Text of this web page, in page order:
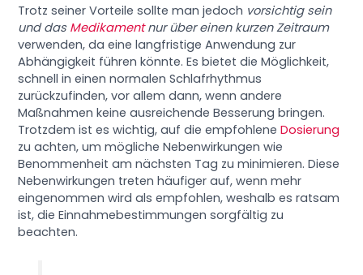
Trotz seiner Vorteile sollte man jedoch vorsichtig sein
und das Medikamentnur über einen kurzen Zeitraum
verwenden, da eine langfristige Anwendung zur
Abhängigkeit führen könnte. Es bietet die Möglichkeit,
schnell in einen normalen Schlafrhythmus
zurückzufinden, vor allem dann, wenn andere
Maßnahmen keine ausreichende Besserung bringen.
Trotzdem ist es wichtig, auf die empfohleneDosierung
zu achten, um mögliche Nebenwirkungen wie
Benommenheit am nächsten Tag zu minimieren. Diese
Nebenwirkungen treten häufiger auf, wenn mehr
eingenommen wird als empfohlen, weshalb es ratsam
ist, die Einnahmebestimmungen sorgfältig zu
beachten.